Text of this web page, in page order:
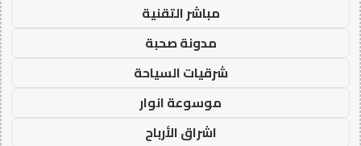
مباشر التقنية
مدونة صحبة
شرقيات السياحة
موسوعة انوار
اشراق الأرباح